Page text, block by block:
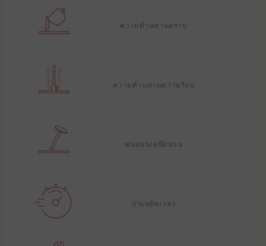
ความต้านทานคราบ
ความต้านทานความร้อน
ทนต่อรอยขีดข่วน
ประหยัดเวลา